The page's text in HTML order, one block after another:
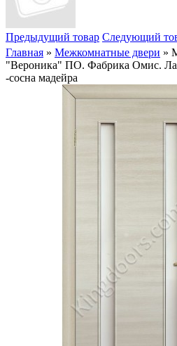
Предыдущий товар Следующий
Главная » Межкомнатные двери »
"Вероника" ПО. Фабрика Омис.
-сосна мадейра